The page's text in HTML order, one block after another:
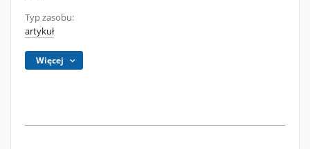
Typ zasobu:
artykuł
Więcej